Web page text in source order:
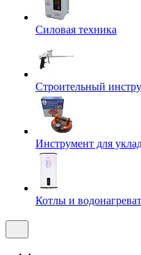
Силовая техника
Строительный
Инструмент для
Котлы и